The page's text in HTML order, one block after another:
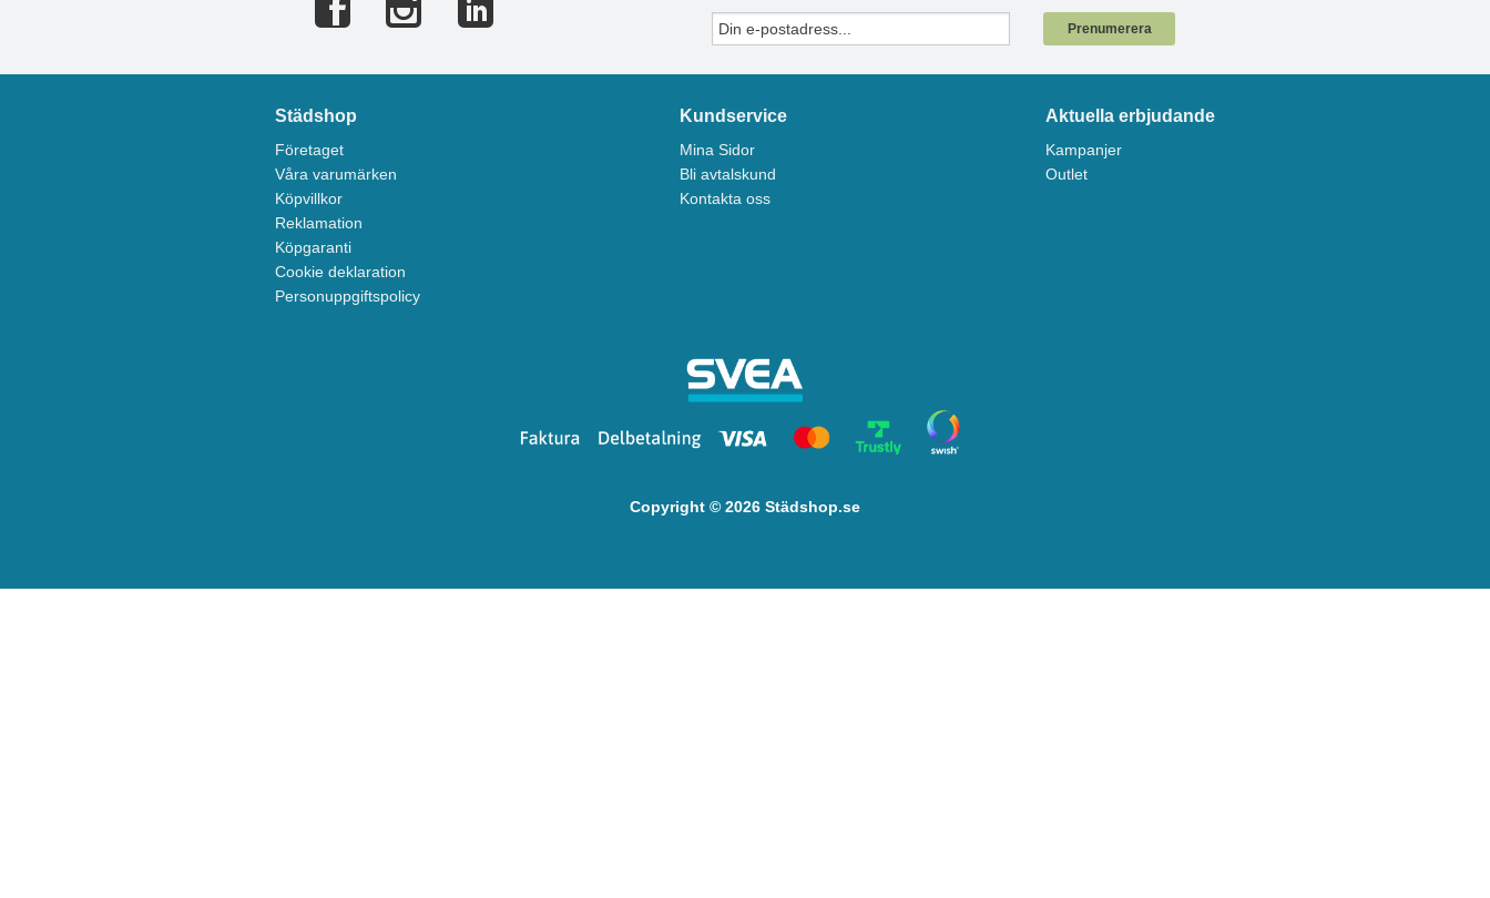
Prenumerera
Städshop
Företaget
Våra varumärken
Köpvillkor
Reklamation
Köpgaranti
Cookie deklaration
Personuppgiftspolicy
Kundservice
Mina Sidor
Bli avtalskund
Kontakta oss
Aktuella erbjudande
Kampanjer
Outlet
Copyright © 2026 Städshop.se